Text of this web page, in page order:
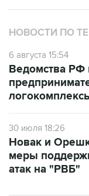
НОВОСТИ ПО
6 августа 15:54
Ведомства РФ
30 июля 18:26
Новак и
меры
атак на "РВБ"